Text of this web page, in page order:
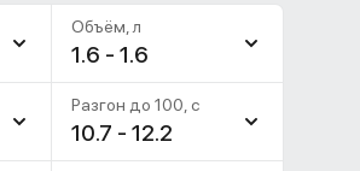
1.6 - 1.6
Объём, л
10.7 - 12.2
Разгон до 100, c